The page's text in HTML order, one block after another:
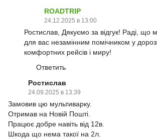
ROADTRIP
24.12.2025 в 13:00
Ростислав, Дякуємо за відгук! Раді, що
для вас незамінним помічником у
комфортних рейсів і миру!
Ответить
Ростислав
24.09.2025 в 13:39
Замовив цю мультиварку.
Отримав на Новій Пошті.
Працює добре навіть від 12в.
Шкода що нема такої на 2л.